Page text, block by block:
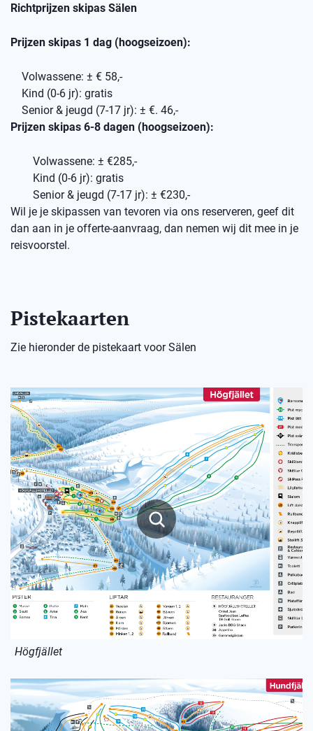
Richtprijzen skipas Sälen
Prijzen skipas 1 dag (hoogseizoen):
Volwassene: ± € 58,-
Kind (0-6 jr): gratis
Senior & jeugd (7-17 jr): ± €. 46,-
Prijzen skipas 6-8 dagen (hoogseizoen):
Volwassene: ± €285,-
Kind (0-6 jr): gratis
Senior & jeugd (7-17 jr): ± €230,-
Wil je je skipassen van tevoren via ons reserveren, geef dit
dan aan in je offerte-aanvraag, dan nemen wij dit mee in je
reisvoorstel.
Pistekaarten
Zie hieronder de pistekaart voor Sälen
Högfjället